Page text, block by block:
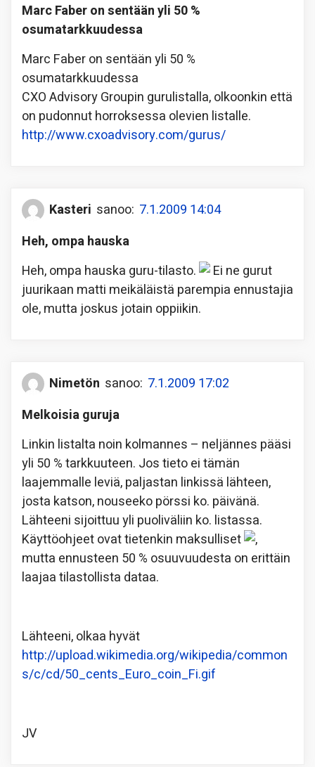
Marc Faber on sentään yli 50 %
osumatarkkuudessa
Marc Faber on sentään yli 50 %
osumatarkkuudessa
CXO Advisory Groupin gurulistalla, olkoonkin että
on pudonnut horroksessa olevien listalle.
http://www.cxoadvisory.com/gurus/
Kasteri sanoo: 7.1.2009 14:04
Heh, ompa hauska
Heh, ompa hauska guru-tilasto.
Ei ne gurut
juurikaan matti meikäläistä parempia ennustajia
ole, mutta joskus jotain oppiikin.
Nimetön sanoo: 7.1.2009 17:02
Melkoisia guruja
Linkin listalta noin kolmannes – neljännes pääsi
yli 50 % tarkkuuteen. Jos tieto ei tämän
laajemmalle leviä, paljastan linkissä lähteen,
josta katson, nouseeko pörssi ko. päivänä.
Lähteeni sijoittuu yli puoliväliin ko. listassa.
Käyttöohjeet ovat tietenkin maksulliset
,
mutta ennusteen 50 % osuuvuudesta on erittäin
laajaa tilastollista dataa.
Lähteeni, olkaa hyvät
http://upload.wikimedia.org/wikipedia/common
s/c/cd/50_cents_Euro_coin_Fi.gif
JV